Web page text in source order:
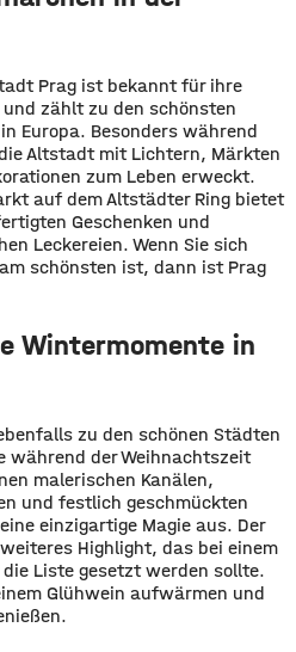
Prag ist bekannt für ihre
zählt zu den schönsten
Europa. Besonders während
Altstadt mit Lichtern, Märkten
zum Leben erweckt.
auf dem Altstädter Ring bietet
Geschenken und
Leckereien. Wenn Sie sich
schönsten ist, dann ist Prag
Wintermomente in
zu den schönen Städten
während der Weihnachtszeit
malerischen Kanälen,
und festlich geschmückten
einzigartige Magie aus. Der
Highlight, das bei einem
Liste gesetzt werden sollte.
Glühwein aufwärmen und